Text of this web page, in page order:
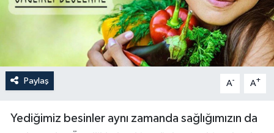
Paylaş A- A+
Yediğimiz besinler aynı zamanda sağlığımızın da